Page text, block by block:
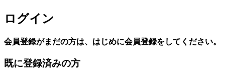
ログイン
会員登録がまだの方は、はじめに会員登録をしてください。
既に登録済みの方